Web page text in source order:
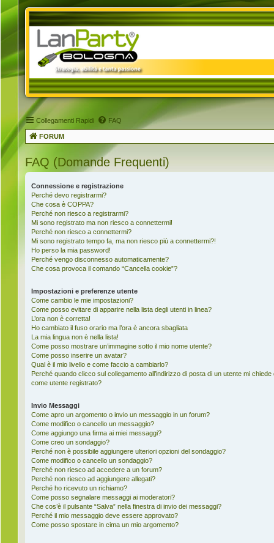
Collegamenti Rapidi FAQ
FORUM
FAQ (Domande Frequenti)
Connessione e registrazione
Perché devo registrarmi?
Che cosa è COPPA?
Perché non riesco a registrarmi?
Mi sono registrato ma non riesco a connettermi!
Perché non riesco a connettermi?
Mi sono registrato tempo fa, ma non riesco più a connettermi?!
Ho perso la mia password!
Perché vengo disconnesso automaticamente?
Che cosa provoca il comando “Cancella cookie”?
Impostazioni e preferenze utente
Come cambio le mie impostazioni?
Come posso evitare di apparire nella lista degli utenti in linea?
L’ora non è corretta!
Ho cambiato il fuso orario ma l’ora è ancora sbagliata
La mia lingua non è nella lista!
Come posso mostrare un’immagine sotto il mio nome utente?
Come posso inserire un avatar?
Qual è il mio livello e come faccio a cambiarlo?
Perché quando clicco sul collegamento all’indirizzo di posta di un utente mi
come utente registrato?
Invio Messaggi
Come apro un argomento o invio un messaggio in un forum?
Come modifico o cancello un messaggio?
Come aggiungo una firma ai miei messaggi?
Come creo un sondaggio?
Perché non è possibile aggiungere ulteriori opzioni del sondaggio?
Come modifico o cancello un sondaggio?
Perché non riesco ad accedere a un forum?
Perché non riesco ad aggiungere allegati?
Perché ho ricevuto un richiamo?
Come posso segnalare messaggi ai moderatori?
Che cos’è il pulsante “Salva” nella finestra di invio dei messaggi?
Perché il mio messaggio deve essere approvato?
Come posso spostare in cima un mio argomento?